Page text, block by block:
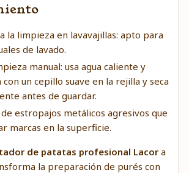
la limpieza en lavavajillas: apto para
de lavado.
manual: usa agua caliente y
un cepillo suave en la rejilla y seca
antes de guardar.
estropajos metálicos agresivos que
marcas en la superficie.
de patatas profesional Lacora
la preparación de purés con